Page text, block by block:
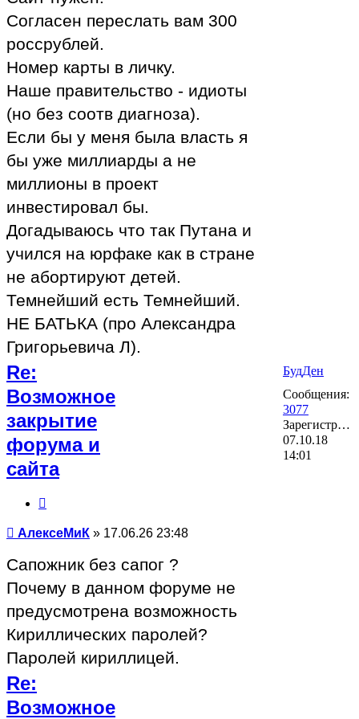
Согласен переслать вам 300
россрублей.
Номер карты в личку.
Наше правительство - идиоты
(но без соотв диагноза).
Если бы у меня была власть я
бы уже миллиарды а не
миллионы в проект
инвестировал бы.
Догадываюсь что так Путана и
учился на юрфаке как в стране
не абортируют детей.
Темнейший есть Темнейший.
НЕ БАТЬКА (про Александра
Григорьевича Л).
Re:
Возможное
закрытие
форума и
сайта
Сообщение
АлексеМиК » 17.06.26 23:48
Сапожник без сапог ?
Почему в данном форуме не
предусмотрена возможность
Кириллических паролей?
Паролей кириллицей.
БудДен
Сообщения:
3077
Зарегистрирован:
07.10.18
14:01
Re:
Возможное